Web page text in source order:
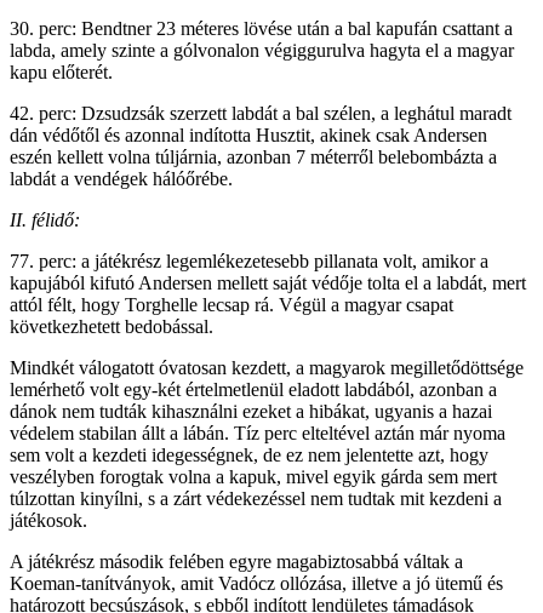
30. perc: Bendtner 23 méteres lövése után a bal kapufán csattant a
labda, amely szinte a gólvonalon végiggurulva hagyta el a magyar
kapu előterét.
42. perc: Dzsudzsák szerzett labdát a bal szélen, a leghátul maradt
dán védőtől és azonnal indította Husztit, akinek csak Andersen
eszén kellett volna túljárnia, azonban 7 méterről belebombázta a
labdát a vendégek hálóőrébe.
II. félidő:
77. perc: a játékrész legemlékezetesebb pillanata volt, amikor a
kapujából kifutó Andersen mellett saját védője tolta el a labdát, mert
attól félt, hogy Torghelle lecsap rá. Végül a magyar csapat
következhetett bedobással.
Mindkét válogatott óvatosan kezdett, a magyarok megilletődöttsége
lemérhető volt egy-két értelmetlenül eladott labdából, azonban a
dánok nem tudták kihasználni ezeket a hibákat, ugyanis a hazai
védelem stabilan állt a lábán. Tíz perc elteltével aztán már nyoma
sem volt a kezdeti idegességnek, de ez nem jelentette azt, hogy
veszélyben forogtak volna a kapuk, mivel egyik gárda sem mert
túlzottan kinyílni, s a zárt védekezéssel nem tudtak mit kezdeni a
játékosok.
A játékrész második felében egyre magabiztosabbá váltak a
Koeman-tanítványok, amit Vadócz ollózása, illetve a jó ütemű és
határozott becsúszások, s ebből indított lendületes támadások